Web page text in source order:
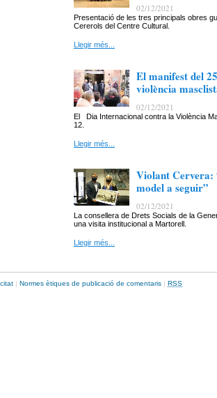
02/12/2021
Presentació de les tres principals obres
Cererols del Centre Cultural.
Llegir més...
El manifest del
violència
02/12/2021
El Dia Internacional contra la Violència
12.
Llegir més...
Violant Cervera:
model a seguir”
02/12/2021
La consellera de Drets Socials de la
una visita institucional a Martorell.
Llegir més...
| Normes ètiques de publicació de comentaris | RSS